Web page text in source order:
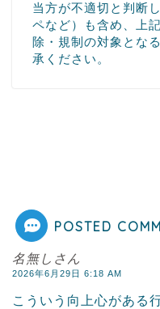
当方が不適切と判断
ペなど）も含め、上
除・規制の対象とな
承ください。
POSTED
名無しさん
2026年6月29日 6:18 AM
こういう向上心がある